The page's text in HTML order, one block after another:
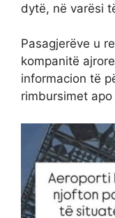
dytë, në varësi
Pasagjerëve u
kompanitë
informacion të
rimbursimet